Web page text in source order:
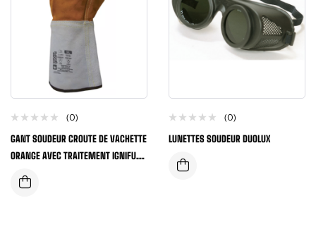
(0)
GANT SOUDEUR CROUTE DE VACHETTE
ORANGE AVEC TRAITEMENT IGNIFUGE
EPAISSEUR 1,2MM
(0)
LUNETTES SOUDEUR DUOLUX